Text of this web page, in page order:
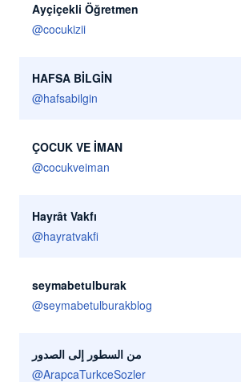
Ayçiçekli Öğretmen
@cocukizii
HAFSA BİLGİN
@hafsabilgin
ÇOCUK VE İMAN
@cocukveiman
Hayrât Vakfı
@hayratvakfi
seymabetulburak
@seymabetulburakblog
من السطور إلى الصدور
@ArapcaTurkceSozler